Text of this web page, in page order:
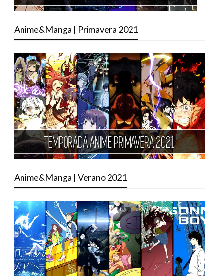
Anime&Manga | Primavera 2021
Anime&Manga | Verano 2021